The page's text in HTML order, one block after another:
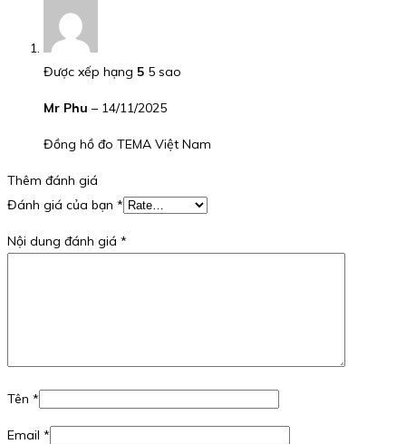
Được xếp hạng 5 5 sao
Mr Phu – 14/11/2025
Đồng hồ đo TEMA Việt Nam
Thêm đánh giá
Đánh giá của bạn *
Nội dung đánh giá *
Tên *
Email *